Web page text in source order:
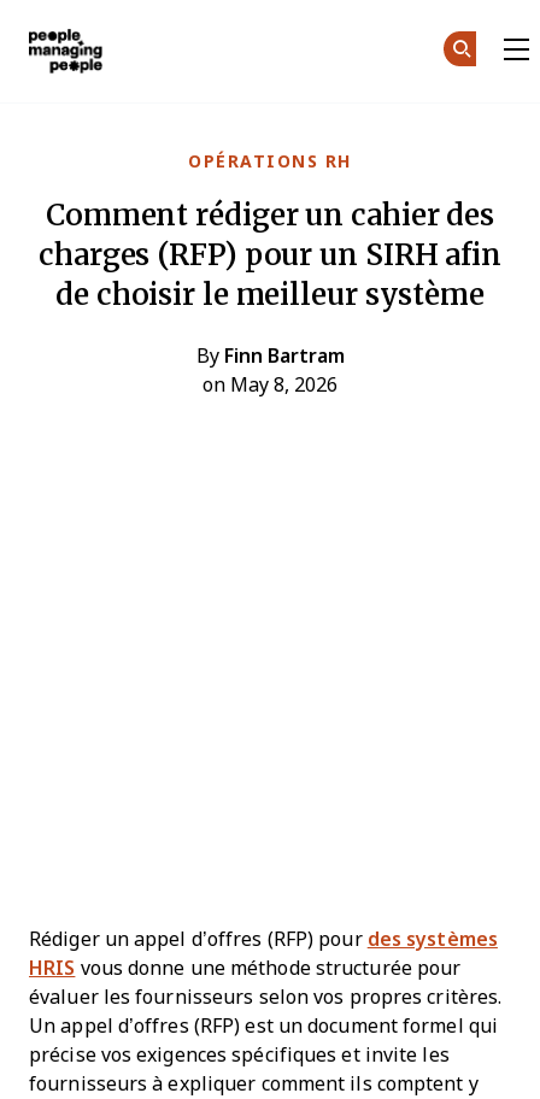
OPÉRATIONS RH
Comment rédiger un cahier des
charges (RFP) pour un SIRH afin
de choisir le meilleur système
By Finn Bartram
on May 8, 2026
Rédiger un appel d’offres (RFP) pour des systèmes
HRIS vous donne une méthode structurée pour
évaluer les fournisseurs selon vos propres critères.
Un appel d’offres (RFP) est un document formel qui
précise vos exigences spécifiques et invite les
fournisseurs à expliquer comment ils comptent y